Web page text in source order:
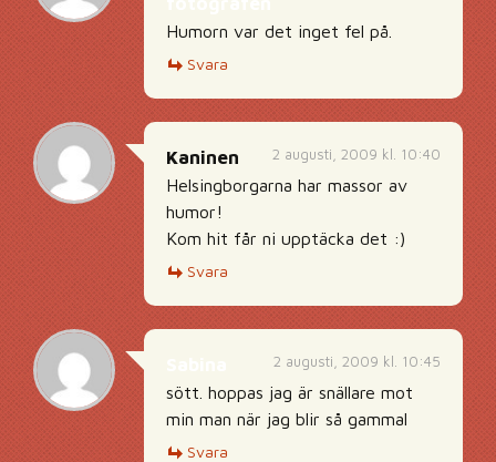
Humorn var det inget fel på.
Svara
2 augusti, 2009 kl. 10:40
Kaninen
Helsingborgarna har massor av
humor!
Kom hit får ni upptäcka det :)
Svara
2 augusti, 2009 kl. 10:45
sött. hoppas jag är snällare mot
min man när jag blir så gammal
Svara